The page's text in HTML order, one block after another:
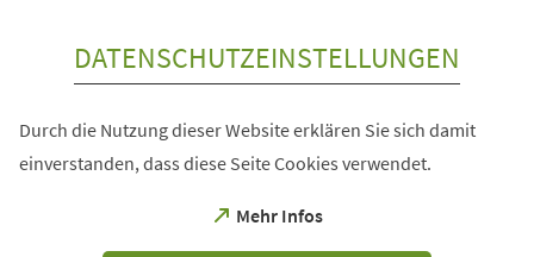
DATENSCHUTZEINSTELLUNGEN
Durch die Nutzung dieser Website erklären Sie sich damit
einverstanden, dass diese Seite Cookies verwendet.
Mehr Infos
(Öffnet